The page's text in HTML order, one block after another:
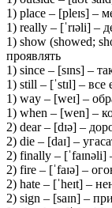
1) place – [pleɪs] –
1) really – [ˈrɪəli] –
1) show (showed;
проявлять
1) since – [sɪns] –
1) still – [ˈstɪl] – все
1) way – [weɪ] –
1) when – [wen] –
2) dear – [dɪə] –
2) die – [daɪ] –
2) finally – [ˈfaɪnəli]
2) fire – [ˈfaɪə] –
2) hate – [ˈheɪt] –
2) sign – [saɪn] –